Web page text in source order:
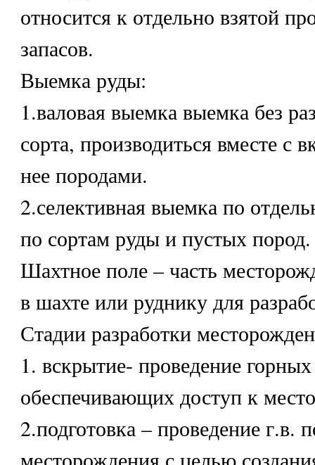
относится к отдельно взятой
запасов.
Выемка руды:
1.валовая выемка выемка без
сорта, производиться вместе с
нее породами.
2.селективная выемка по
по сортам руды и пустых пород.
Шахтное поле – часть
в шахте или руднику для
Стадии разработки
1. вскрытие- проведение
обеспечивающих доступ к
2.подготовка – проведение г.в.